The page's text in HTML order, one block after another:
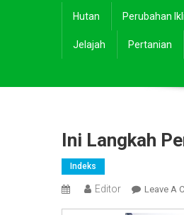
Hutan Perubahan
Jelajah Pertanian
Ini Langkah
Indeks
Editor Leave A